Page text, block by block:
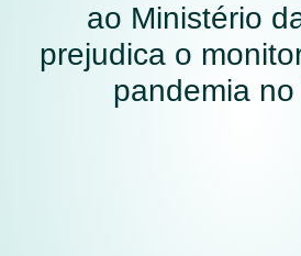
ao Ministério
prejudica o
pandemia no